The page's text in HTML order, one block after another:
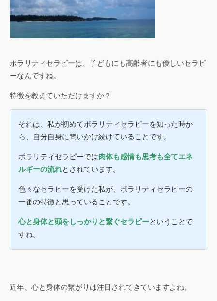
ポラリティセラピーは、子どもにも高齢者にも優しいセラピ
ーなんですね。
特徴を教えていただけますか？
それは、私が初めてポラリティセラピーを知った時か
ら、自分自身に問いかけ続けていることです。
ポラリティセラピーでは肉体も感情も思考も全てエネ
ルギーの流れとされています。
色々なセラピーを受けた私が、ポラリティセラピーの
一番の特徴と思っていることです。
心と身体と頭をしっかりと繋ぐセラピーということで
すね。
近年、心と身体の繋がりは注目されてきていますよね。